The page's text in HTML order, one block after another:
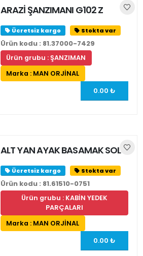
ARAZİ ŞANZIMANI G102 Z
Ücretsiz kargo Stokta var
Ürün kodu : 81.37000-7429
Ürün grubu : ŞANZIMAN
Marka : MAN ORJİNAL
0.00 ₺
ALT YAN AYAK BASAMAK SOL
Ücretsiz kargo Stokta var
Ürün kodu : 81.61510-0751
Ürün grubu : KABİN YEDEK
PARÇALARI
Marka : MAN ORJİNAL
0.00 ₺